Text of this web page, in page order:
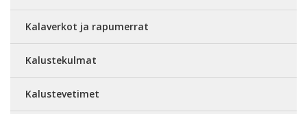
Kalaverkot ja rapumerrat
Kalustekulmat
Kalustevetimet